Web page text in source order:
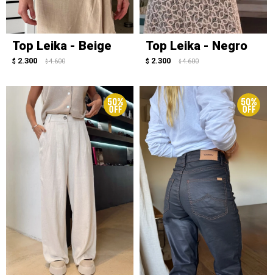
Top Leika - Beige
$ 2.300 $ 4.600
Top Leika - Negro
$ 2.300 $ 4.600